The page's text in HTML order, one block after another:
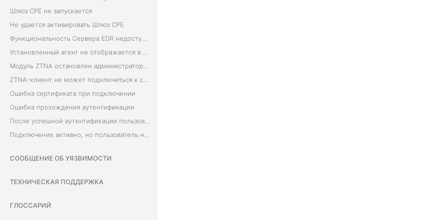
Шлюз CPE не запускается
Не удается активировать Шлюз CPE
Ошибка сертификата при подключении
Ошибка прохождения аутентификации
СООБЩЕНИЕ ОБ УЯЗВИМОСТИ
ТЕХНИЧЕСКАЯ ПОДДЕРЖКА
ГЛОССАРИЙ